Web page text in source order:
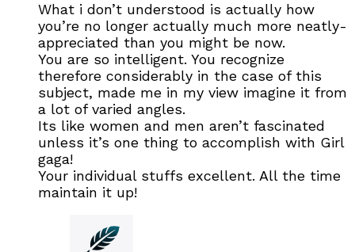
What i don’t understood is actually how
you’re no longer actually much more neatly-
appreciated than you might be now.
You are so intelligent. You recognize
therefore considerably in the case of this
subject, made me in my view imagine it from
a lot of varied angles.
Its like women and men aren’t fascinated
unless it’s one thing to accomplish with Girl
gaga!
Your individual stuffs excellent. All the time
maintain it up!